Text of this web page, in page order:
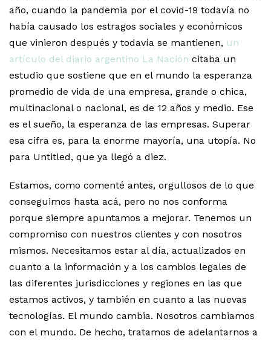
año, cuando la pandemia por el covid-19 todavía no
había causado los estragos sociales y económicos
que vinieron después y todavía se mantienen, un
artículo del diario argentino La Nación citaba un
estudio que sostiene que en el mundo la esperanza
promedio de vida de una empresa, grande o chica,
multinacional o nacional, es de 12 años y medio. Ese
es el sueño, la esperanza de las empresas. Superar
esa cifra es, para la enorme mayoría, una utopía. No
para Untitled, que ya llegó a diez.
Estamos, como comenté antes, orgullosos de lo que
conseguimos hasta acá, pero no nos conforma
porque siempre apuntamos a mejorar. Tenemos un
compromiso con nuestros clientes y con nosotros
mismos. Necesitamos estar al día, actualizados en
cuanto a la información y a los cambios legales de
las diferentes jurisdicciones y regiones en las que
estamos activos, y también en cuanto a las nuevas
tecnologías. El mundo cambia. Nosotros cambiamos
con el mundo. De hecho, tratamos de adelantarnos a